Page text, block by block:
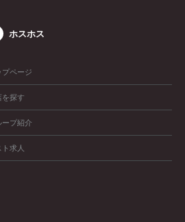
ホスホス
プページ
を探す
ープ紹介
ト求人